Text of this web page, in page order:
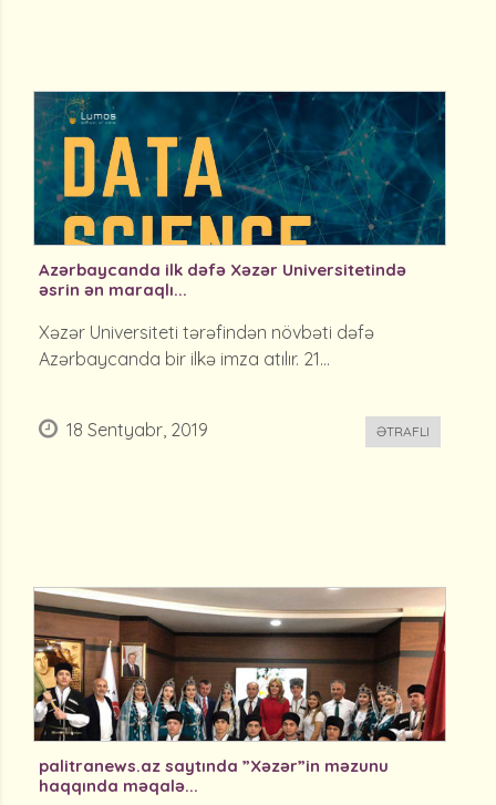
Azərbaycanda ilk dəfə Xəzər Universitetində
əsrin ən maraqlı...
Xəzər Universiteti tərəfindən növbəti dəfə
Azərbaycanda bir ilkə imza atılır. 21...
18 Sentyabr, 2019 ƏTRAFLI
palitranews.az saytında ”Xəzər”in məzunu
haqqında məqalə...